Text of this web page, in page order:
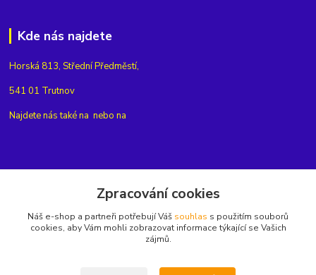
Kde nás najdete
Horská 813, Střední Předměstí,
541 01 Trutnov
Najdete nás také na nebo na
+420775654704
Zpracování cookies
Náš e-shop a partneři potřebují Váš souhlas s použitím souborů
cookies, aby Vám mohli zobrazovat informace týkající se Vašich
zájmů.